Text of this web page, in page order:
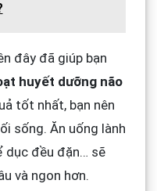
đây đã giúp bạn
huyết dưỡng não
tốt nhất, bạn nên
sống. Ăn uống lành
dục đều đặn… sẽ
và ngon hơn.